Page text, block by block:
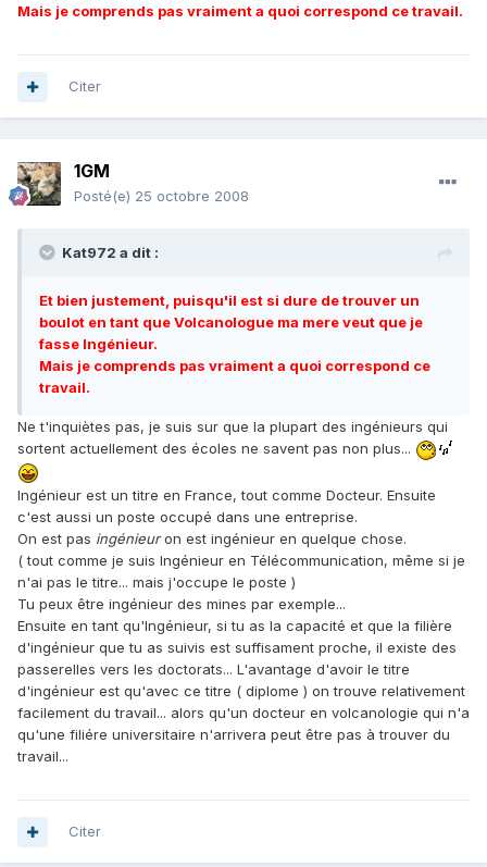
Mais je comprends pas vraiment a quoi correspond ce travail.
Citer
1GM
Posté(e) 25 octobre 2008
Kat972 a dit :
Et bien justement, puisqu'il est si dure de trouver un
boulot en tant que Volcanologue ma mere veut que je
fasse Ingénieur.
Mais je comprends pas vraiment a quoi correspond ce
travail.
Ne t'inquiètes pas, je suis sur que la plupart des ingénieurs qui
sortent actuellement des écoles ne savent pas non plus...
Ingénieur est un titre en France, tout comme Docteur. Ensuite
c'est aussi un poste occupé dans une entreprise.
On est pas ingénieuron est ingénieur en quelque chose.
( tout comme je suis Ingénieur en Télécommunication, même si je
n'ai pas le titre... mais j'occupe le poste )
Tu peux être ingénieur des mines par exemple...
Ensuite en tant qu'Ingénieur, si tu as la capacité et que la filière
d'ingénieur que tu as suivis est suffisament proche, il existe des
passerelles vers les doctorats... L'avantage d'avoir le titre
d'ingénieur est qu'avec ce titre ( diplome ) on trouve relativement
facilement du travail... alors qu'un docteur en volcanologie qui n'a
qu'une filiére universitaire n'arrivera peut être pas à trouver du
travail...
Citer